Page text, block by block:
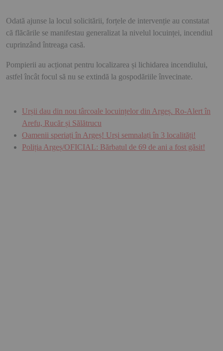
Odată ajunse la locul solicitării, forțele de intervenție au constatat
că flăcările se manifestau generalizat la nivelul locuinței, incendiul
cuprinzând întreaga casă.
Pompierii au acționat pentru localizarea și lichidarea incendiului,
astfel încât focul să nu se extindă la gospodăriile învecinate.
Urșii dau din nou târcoale locuințelor din Argeș. Ro-Alert în
Arefu, Rucăr și Sălătrucu
Oamenii speriați în Argeș! Urși semnalați în 3 localități!
Poliția Argeș/OFICIAL: Bărbatul de 69 de ani a fost găsit!